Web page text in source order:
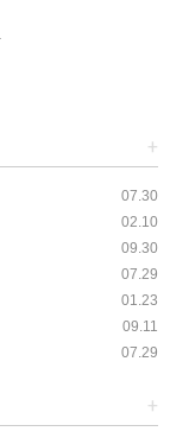
+
07.30
02.10
09.30
07.29
01.23
09.11
07.29
+